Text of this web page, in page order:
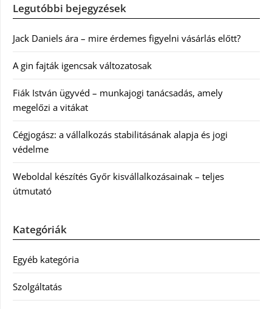
Legutóbbi bejegyzések
Jack Daniels ára – mire érdemes figyelni vásárlás előtt?
A gin fajták igencsak változatosak
Fiák István ügyvéd – munkajogi tanácsadás, amely
megelőzi a vitákat
Cégjogász: a vállalkozás stabilitásának alapja és jogi
védelme
Weboldal készítés Győr kisvállalkozásainak – teljes
útmutató
Kategóriák
Egyéb kategória
Szolgáltatás